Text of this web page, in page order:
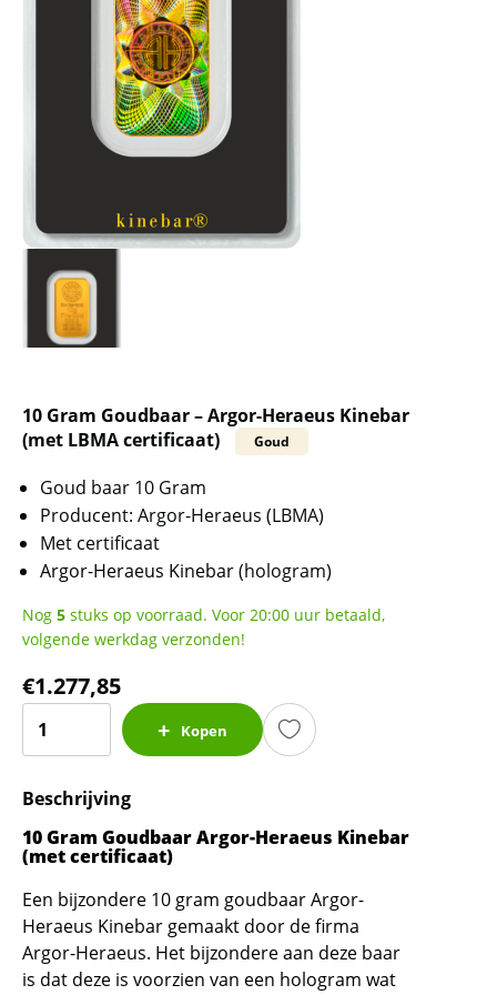
10 Gram Goudbaar – Argor-Heraeus Kinebar
(met LBMA certificaat)
Goud
Goud baar 10 Gram
Producent: Argor-Heraeus (LBMA)
Met certificaat
Argor-Heraeus Kinebar(hologram)
Nog 5 stuks op voorraad. Voor 20:00 uur betaald,
volgende werkdag verzonden!
€1.277,85
Gram
-
Argor-
Heraeus
(met
LBMA
certificaat)
Kopen
Beschrijving
10 Gram Goudbaar Argor-Heraeus Kinebar
(met certificaat)
Een bijzondere 10 gram goudbaar Argor-
Heraeus Kinebar gemaakt door de firma
Argor-Heraeus. Het bijzondere aan deze baar
is dat deze is voorzien van een hologram wat